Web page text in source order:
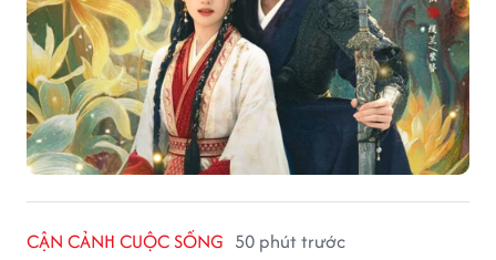
CẬN CẢNH CUỘC SỐNG 50 phút trước